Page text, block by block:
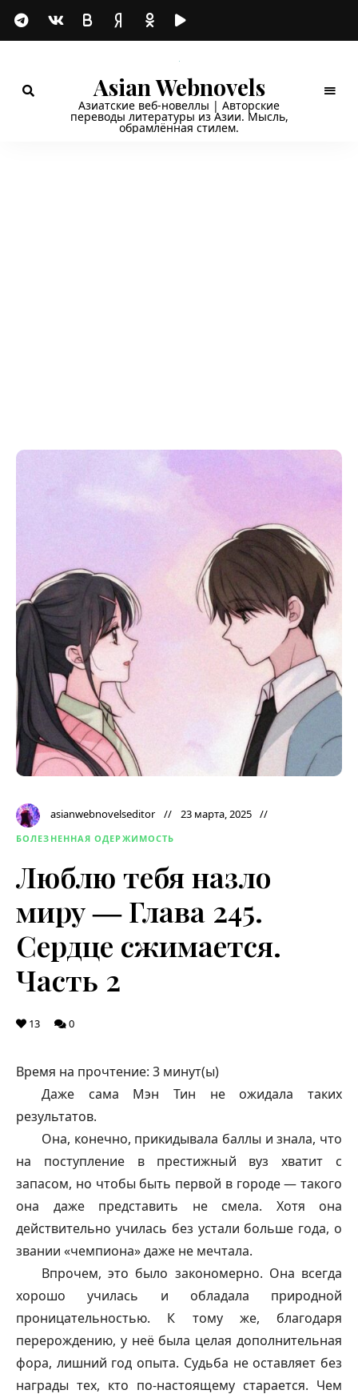
Asian Webnovels
Азиатские веб-новеллы | Авторские
переводы литературы из Азии. Мысль,
обрамлённая стилем.
asianwebnovelseditor 23 марта, 2025
БОЛЕЗНЕННАЯ ОДЕРЖИМОСТЬ
Люблю тебя назло
миру ― Глава 245.
Сердце сжимается.
Часть 2
13 0
Время на прочтение: 3 минут(ы)
Даже сама Мэн Тин не ожидала таких
результатов.
Она, конечно, прикидывала баллы и знала, что
на поступление в престижный вуз хватит с
запасом, но чтобы быть первой в городе — такого
она даже представить не смела. Хотя она
действительно училась без устали больше года, о
звании «чемпиона» даже не мечтала.
Впрочем, это было закономерно. Она всегда
хорошо училась и обладала природной
проницательностью. К тому же, благодаря
перерождению, у неё была целая дополнительная
фора, лишний год опыта. Судьба не оставляет без
награды тех, кто по-настоящему старается. Чем